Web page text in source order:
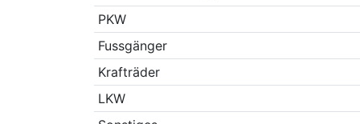
PKW
Fussgänger
Krafträder
LKW